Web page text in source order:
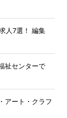
人7選！ 編集
祉センターで
アート・クラフ